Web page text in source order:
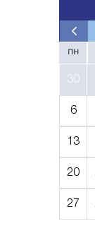
ПН
30
6
13
20
27